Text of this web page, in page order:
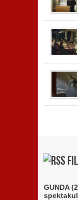
GUNDA